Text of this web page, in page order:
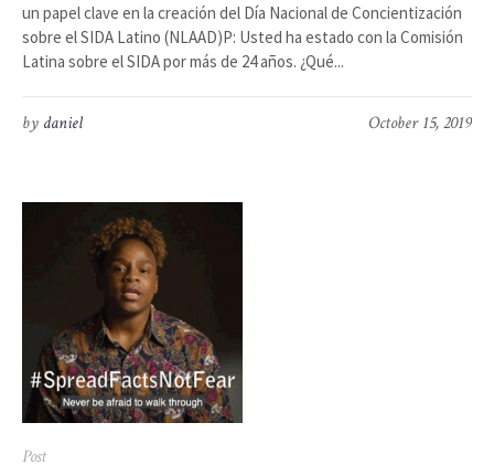
un papel clave en la creación del Día Nacional de Concientización
sobre el SIDA Latino (NLAAD)P: Usted ha estado con la Comisión
Latina sobre el SIDA por más de 24 años. ¿Qué...
October 15, 2019
by daniel
Post